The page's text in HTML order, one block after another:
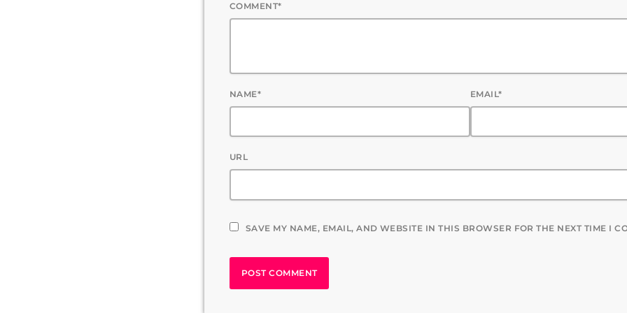
COMMENT*
NAME* EMAIL*
URL
SAVE MY NAME, EMAIL, AND WEBSITE IN THIS BROWSER FOR THE NEXT TIME I